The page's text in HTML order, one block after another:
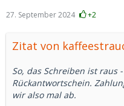
27. September 2024 +2
Zitat von
So, das Schreiben ist raus
Rückantwortschein.
wir also mal ab.